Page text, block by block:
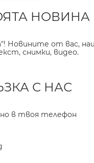
НОВИНА
Новините от вас,
снимки, видео.
С НАС
в твоя телефон